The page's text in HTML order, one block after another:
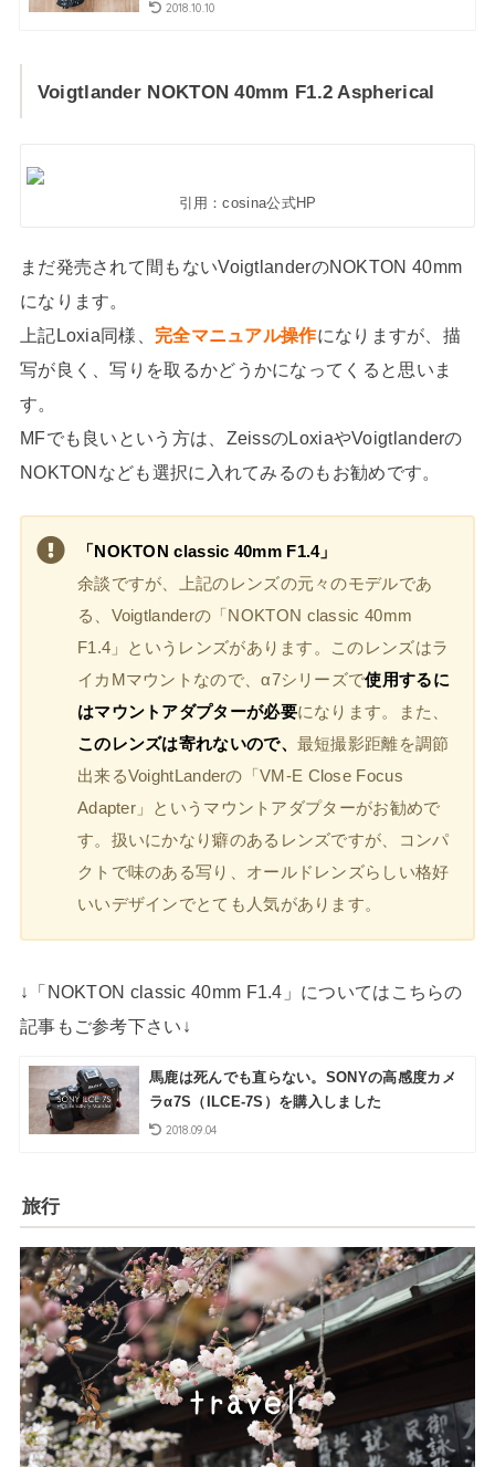
2018.10.10
Voigtlander NOKTON 40mm F1.2 Aspherical
引用：cosina公式HP
まだ発売されて間もないVoigtlanderのNOKTON 40mm
になります。
上記Loxia同様、 完全マニュアル操作になりますが、描
写が良く、写りを取るかどうかになってくると思いま
す。
MFでも良いという方は、ZeissのLoxiaやVoigtlanderの
NOKTONなども選択に入れてみるのもお勧めです。
「NOKTON classic 40mm F1.4」
余談ですが、上記のレンズの元々のモデルであ
る、Voigtlanderの「NOKTON classic 40mm
F1.4」というレンズがあります。このレンズはラ
イカMマウントなので、α7シリーズで使用するに
はマウントアダプターが必要になります。また、
このレンズは寄れないので、 最短撮影距離を調節
出来るVoightLanderの「VM-E Close Focus
Adapter」というマウントアダプターがお勧めで
す。扱いにかなり癖のあるレンズですが、コンパ
クトで味のある写り、オールドレンズらしい格好
いいデザインでとても人気があります。
↓「NOKTON classic 40mm F1.4」についてはこちらの
記事もご参考下さい↓
馬鹿は死んでも直らない。SONYの高感度カメ
ラα7S（ILCE-7S）を購入しました
2018.09.04
旅行